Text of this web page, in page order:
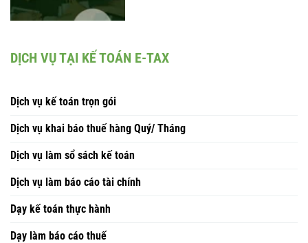
DỊCH VỤ TẠI KẾ TOÁN E-TAX
Dịch vụ kế toán trọn gói
Dịch vụ khai báo thuế hàng Quý/ Tháng
Dịch vụ làm sổ sách kế toán
Dịch vụ làm báo cáo tài chính
Dạy kế toán thực hành
Dạy làm báo cáo thuế